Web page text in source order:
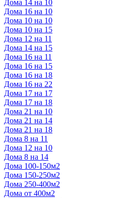
Дома 14 на 10
Дома 16 на 10
Дома 10 на 10
Дома 10 на 15
Дома 12 на 11
Дома 14 на 15
Дома 16 на 11
Дома 16 на 15
Дома 16 на 18
Дома 16 на 22
Дома 17 на 17
Дома 17 на 18
Дома 21 на 10
Дома 21 на 14
Дома 21 на 18
Дома 8 на 11
Дома 12 на 10
Дома 8 на 14
Дома 100-150м2
Дома 150-250м2
Дома 250-400м2
Дома от 400м2